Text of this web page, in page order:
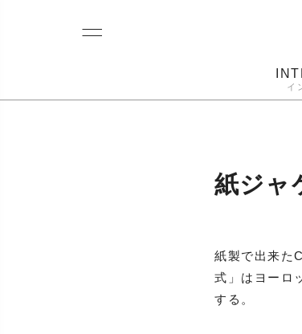
イ
紙ジャ
紙製で出来た
式」はヨーロ
する。